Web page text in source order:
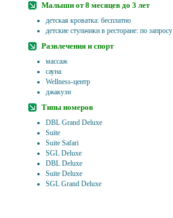
Малыши от 8 месяцев до 3 лет
детская кроватка: бесплатно
детские стульчики в ресторане: по запросу
Развлечения и спорт
массаж
сауна
Wellness-центр
джакузи
Типы номеров
DBL Grand Deluxe
Suite
Suite Safari
SGL Deluxe
DBL Deluxe
Suite Deluxe
SGL Grand Deluxe